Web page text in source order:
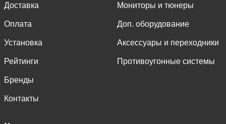
Доставка
Оплата
Установка
Рейтинги
Бренды
Контакты
Мониторы и тюнеры
Доп. оборудование
Аксессуары и переходники
Противоугонные системы